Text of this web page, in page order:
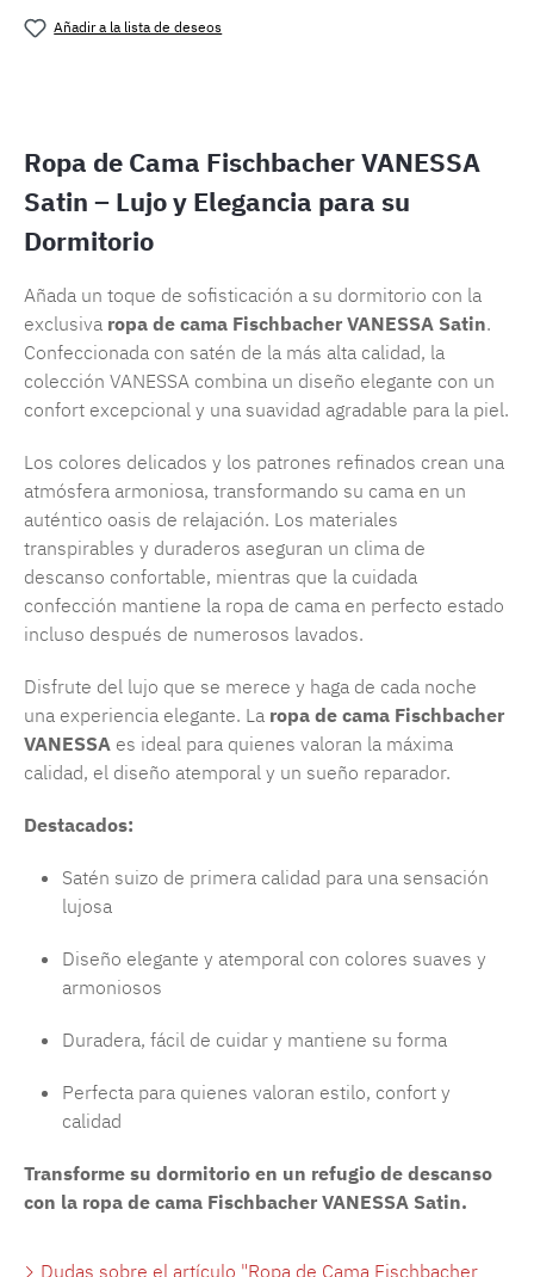
Añadir a la lista de deseos
Ropa de Cama Fischbacher VANESSA
Satin – Lujo y Elegancia para su
Dormitorio
Añada un toque de sofisticación a su dormitorio con la
exclusiva ropa de cama Fischbacher VANESSA Satin.
Confeccionada con satén de la más alta calidad, la
colección VANESSA combina un diseño elegante con un
confort excepcional y una suavidad agradable para la piel.
Los colores delicados y los patrones refinados crean una
atmósfera armoniosa, transformando su cama en un
auténtico oasis de relajación. Los materiales
transpirables y duraderos aseguran un clima de
descanso confortable, mientras que la cuidada
confección mantiene la ropa de cama en perfecto estado
incluso después de numerosos lavados.
Disfrute del lujo que se merece y haga de cada noche
una experiencia elegante. La ropa de cama Fischbacher
VANESSA es ideal para quienes valoran la máxima
calidad, el diseño atemporal y un sueño reparador.
Destacados:
Satén suizo de primera calidad para una sensación
lujosa
Diseño elegante y atemporal con colores suaves y
armoniosos
Duradera, fácil de cuidar y mantiene su forma
Perfecta para quienes valoran estilo, confort y
calidad
Transforme su dormitorio en un refugio de descanso
con la ropa de cama Fischbacher VANESSA Satin.
Dudas sobre el artículo "Ropa de Cama Fischbacher